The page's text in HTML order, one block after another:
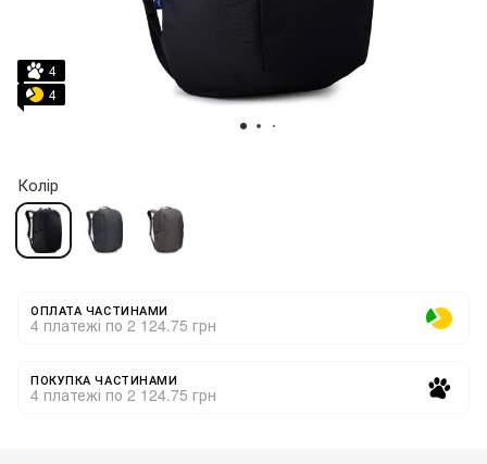
4
4
Колір
ОПЛАТА ЧАСТИНАМИ
4 платежі по 2 124.75 грн
ПОКУПКА ЧАСТИНАМИ
4 платежі по 2 124.75 грн